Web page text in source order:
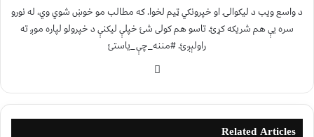
د واسع ویب د لیکوالۍ او خپرونکي ټیم لخوا. که مطالب مو خوښ شوي وي، له نورو
سره یې هم شریکه کړئ. تاسو هم کولی شئ خپلې لیکنې د خپرولو لپاره موږ ته
راولېږئ. #مننه_چې_یاستئ
Related Articles